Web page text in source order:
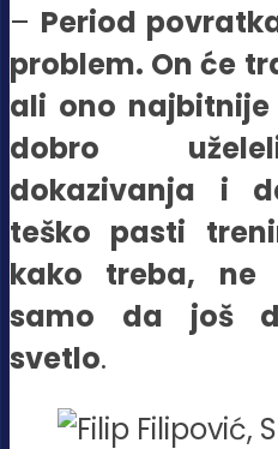
– Period
problem. On će
ali ono
dobro
dokazivanja i
teško pasti
kako treba, ne
samo da još
svetlo.